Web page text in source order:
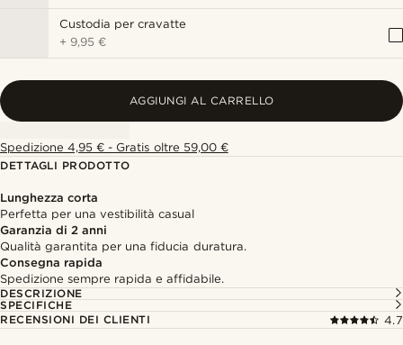
Custodia per cravatte
+ 9,95 €
AGGIUNGI AL CARRELLO
Spedizione 4,95 € - Gratis oltre 59,00 €
DETTAGLI PRODOTTO
Lunghezza corta
Perfetta per una vestibilità casual
Garanzia di 2 anni
Qualità garantita per una fiducia duratura.
Consegna rapida
Spedizione sempre rapida e affidabile.
DESCRIZIONE
SPECIFICHE
RECENSIONI DEI CLIENTI
4.7